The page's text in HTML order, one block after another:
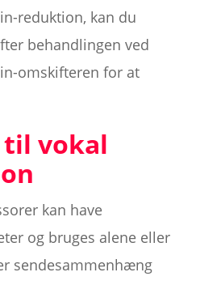
reduktion, kan du
behandlingen ved
omskifteren for at
vokal
kan have
og bruges alene eller
sendesammenhæng